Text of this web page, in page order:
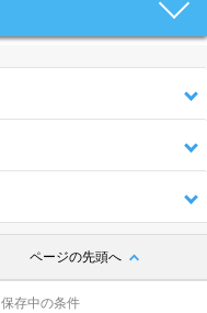
ページの先頭へ
保存中の条件